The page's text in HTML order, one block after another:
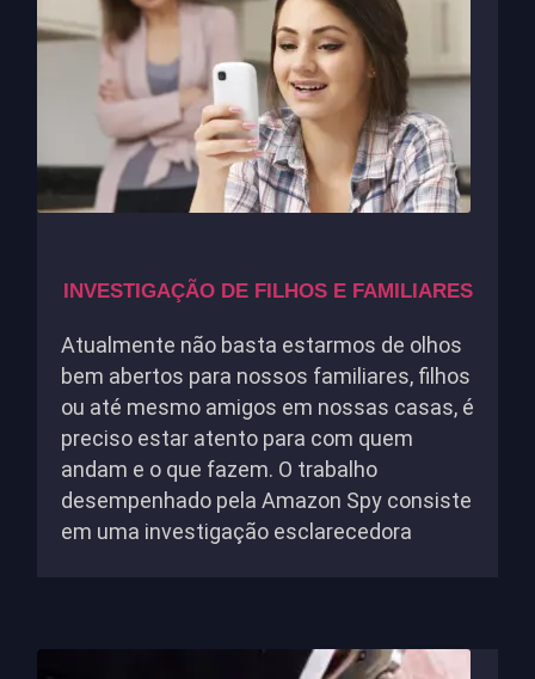
INVESTIGAÇÃO DE FILHOS E FAMILIARES
Atualmente não basta estarmos de olhos
bem abertos para nossos familiares, filhos
ou até mesmo amigos em nossas casas, é
preciso estar atento para com quem
andam e o que fazem. O trabalho
desempenhado pela Amazon Spy consiste
em uma investigação esclarecedora